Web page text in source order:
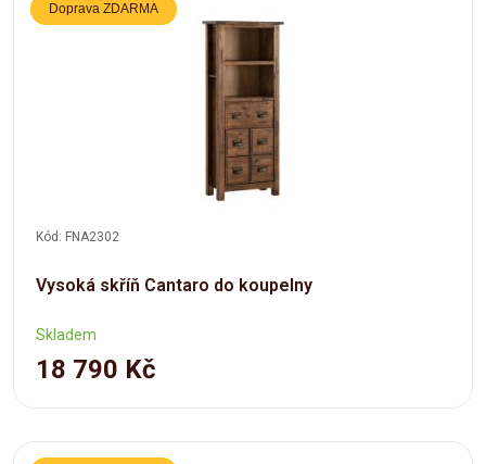
Doprava ZDARMA
Kód: FNA2302
Vysoká skříň Cantaro do koupelny
Skladem
18 790 Kč